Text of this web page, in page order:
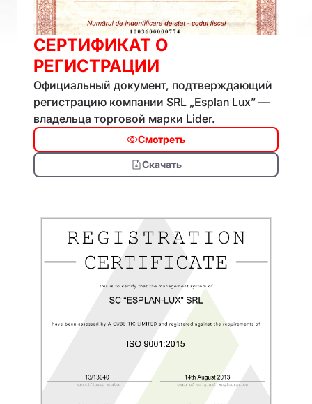
СЕРТИФИКАТ О
РЕГИСТРАЦИИ
Официальный документ, подтверждающий
регистрацию компании SRL „Esplan Lux” —
владельца торговой марки Lider.
Смотреть
Скачать